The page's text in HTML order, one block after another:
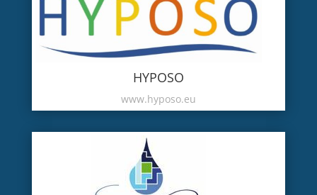
HYPOSO
www.hyposo.eu